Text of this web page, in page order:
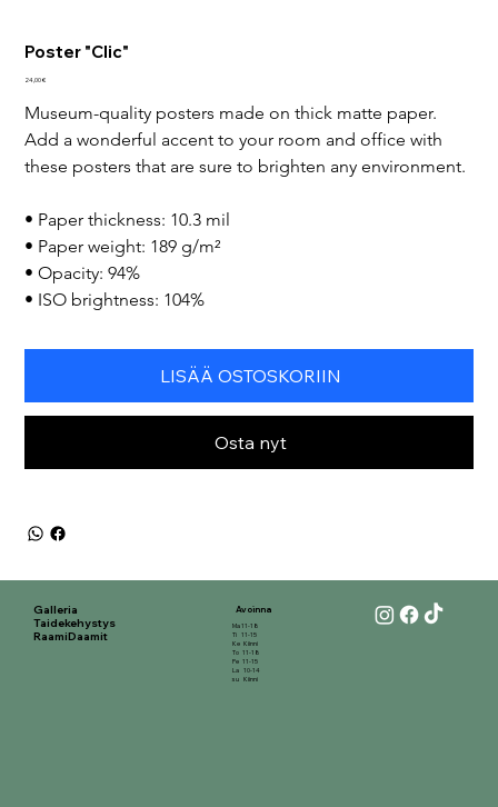
Poster "Clic"
Hinta
24,00 €
Museum-quality posters made on thick matte paper.
Add a wonderful accent to your room and office with
these posters that are sure to brighten any environment.
• Paper thickness: 10.3 mil
• Paper weight: 189 g/m²
• Opacity: 94%
• ISO brightness: 104%
LISÄÄ OSTOSKORIIN
Osta nyt
Galleria
Taidekehystys
RaamiDaamit
Ma 11-18
Ti 11-15
Ke Kiinni
To 11-18
Pe 11-15
La 10-14
su Kiinni
Avoinna